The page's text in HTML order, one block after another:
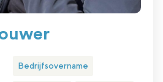
Bedrijfsovername